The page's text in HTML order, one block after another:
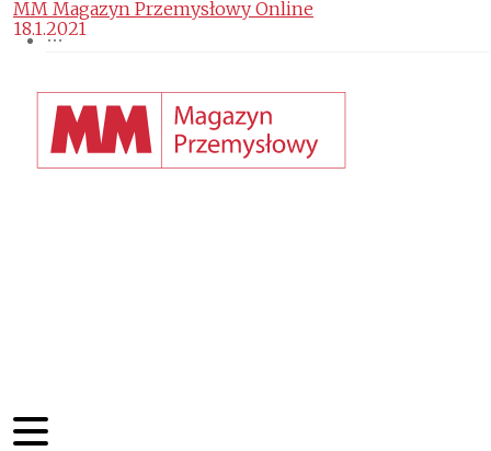
MM Magazyn Przemysłowy Online
18.1.2021